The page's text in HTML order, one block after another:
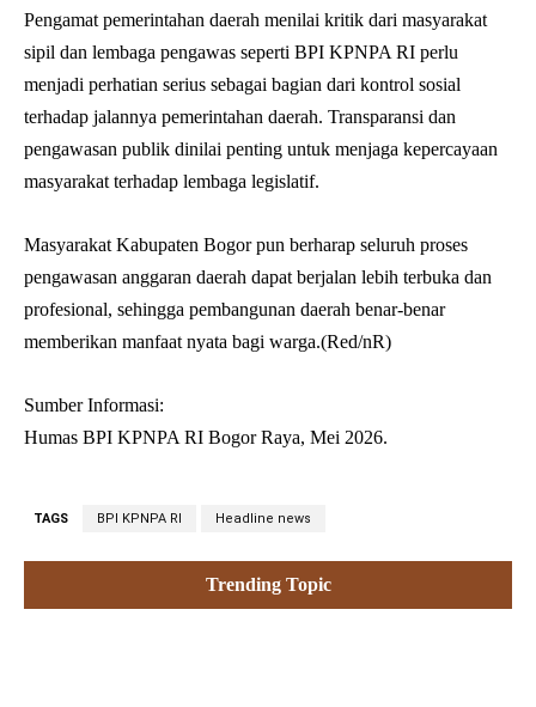
Pengamat pemerintahan daerah menilai kritik dari masyarakat
sipil dan lembaga pengawas seperti BPI KPNPA RI perlu
menjadi perhatian serius sebagai bagian dari kontrol sosial
terhadap jalannya pemerintahan daerah. Transparansi dan
pengawasan publik dinilai penting untuk menjaga kepercayaan
masyarakat terhadap lembaga legislatif.
Masyarakat Kabupaten Bogor pun berharap seluruh proses
pengawasan anggaran daerah dapat berjalan lebih terbuka dan
profesional, sehingga pembangunan daerah benar-benar
memberikan manfaat nyata bagi warga.(Red/nR)
Sumber Informasi:
Humas BPI KPNPA RI Bogor Raya, Mei 2026.
TAGS BPI KPNPA RI Headline news
Trending Topic